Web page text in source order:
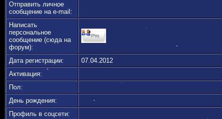
Отправить личное
сообщение на e-mail:
Написать
персональное
сообщение (сюда на
форум):
Дата регистрации:
07.04.2012
Активация:
Пол:
День рождения:
Профиль в соцсети: